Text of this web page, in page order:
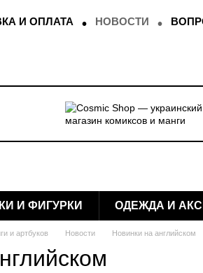
И ОПЛАТА НОВОСТИ
И ФИГУРКИ ОДЕЖДА И
и артбуков Новости Новинки на английском